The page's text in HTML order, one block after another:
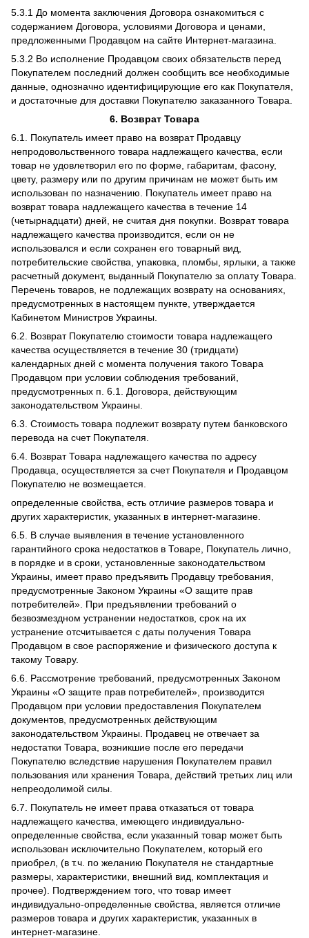
5.3.1 До момента заключения Договора ознакомиться с
содержанием Договора, условиями Договора и ценами,
предложенными Продавцом на сайте Интернет-магазина.
5.3.2 Во исполнение Продавцом своих обязательств перед
Покупателем последний должен сообщить все необходимые
данные, однозначно идентифицирующие его как Покупателя,
и достаточные для доставки Покупателю заказанного Товара.
6. Возврат Товара
6.1. Покупатель имеет право на возврат Продавцу
непродовольственного товара надлежащего качества, если
товар не удовлетворил его по форме, габаритам, фасону,
цвету, размеру или по другим причинам не может быть им
использован по назначению. Покупатель имеет право на
возврат товара надлежащего качества в течение 14
(четырнадцати) дней, не считая дня покупки. Возврат товара
надлежащего качества производится, если он не
использовался и если сохранен его товарный вид,
потребительские свойства, упаковка, пломбы, ярлыки, а также
расчетный документ, выданный Покупателю за оплату Товара.
Перечень товаров, не подлежащих возврату на основаниях,
предусмотренных в настоящем пункте, утверждается
Кабинетом Министров Украины.
6.2. Возврат Покупателю стоимости товара надлежащего
качества осуществляется в течение 30 (тридцати)
календарных дней с момента получения такого Товара
Продавцом при условии соблюдения требований,
предусмотренных п. 6.1. Договора, действующим
законодательством Украины.
6.3. Стоимость товара подлежит возврату путем банковского
перевода на счет Покупателя.
6.4. Возврат Товара надлежащего качества по адресу
Продавца, осуществляется за счет Покупателя и Продавцом
Покупателю не возмещается.
определенные свойства, есть отличие размеров товара и
других характеристик, указанных в интернет-магазине.
6.5. В случае выявления в течение установленного
гарантийного срока недостатков в Товаре, Покупатель лично,
в порядке и в сроки, установленные законодательством
Украины, имеет право предъявить Продавцу требования,
предусмотренные Законом Украины «О защите прав
потребителей». При предъявлении требований о
безвозмездном устранении недостатков, срок на их
устранение отсчитывается с даты получения Товара
Продавцом в свое распоряжение и физического доступа к
такому Товару.
6.6. Рассмотрение требований, предусмотренных Законом
Украины «О защите прав потребителей», производится
Продавцом при условии предоставления Покупателем
документов, предусмотренных действующим
законодательством Украины. Продавец не отвечает за
недостатки Товара, возникшие после его передачи
Покупателю вследствие нарушения Покупателем правил
пользования или хранения Товара, действий третьих лиц или
непреодолимой силы.
6.7. Покупатель не имеет права отказаться от товара
надлежащего качества, имеющего индивидуально-
определенные свойства, если указанный товар может быть
использован исключительно Покупателем, который его
приобрел, (в т.ч. по желанию Покупателя не стандартные
размеры, характеристики, внешний вид, комплектация и
прочее). Подтверждением того, что товар имеет
индивидуально-определенные свойства, является отличие
размеров товара и других характеристик, указанных в
интернет-магазине.